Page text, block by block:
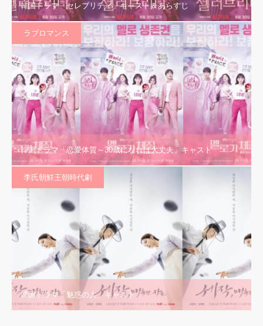
韓国ドラマ「セレブリティ」キャスト＆あらすじ
ラブロマンス
韓国ドラマ「恋愛体質～30歳になれば大丈夫」キャスト
李氏朝鮮王朝時代劇
韓国ドラマ「魅惑の人」キャスト